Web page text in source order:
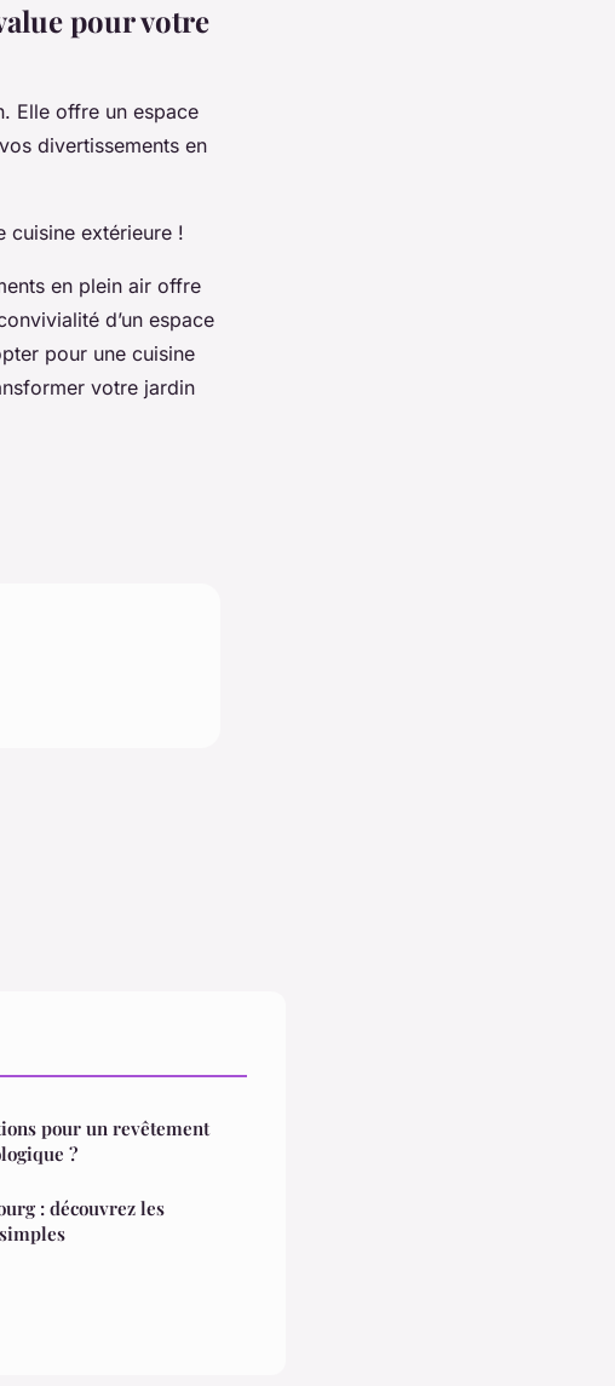
pour votre
Elle offre un espace
divertissements en
cuisine extérieure !
en plein air offre
d’un espace
pour une cuisine
votre jardin
pour un revêtement
?
: découvrez les